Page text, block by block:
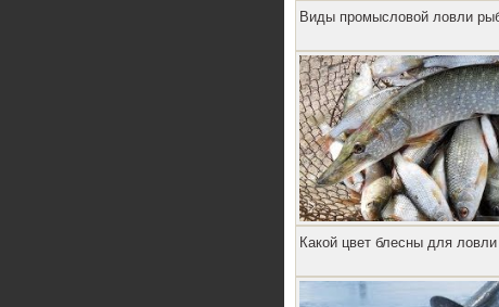
Виды промысловой ловли
Какой цвет блесны для